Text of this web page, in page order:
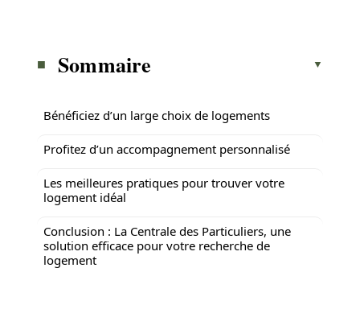
Sommaire
Bénéficiez d’un large choix de logements
Profitez d’un accompagnement personnalisé
Les meilleures pratiques pour trouver votre
logement idéal
Conclusion : La Centrale des Particuliers, une
solution efficace pour votre recherche de
logement